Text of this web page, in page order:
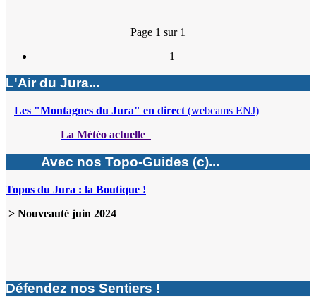
Page 1 sur 1
1
L'Air du Jura...
Les "Montagnes du Jura" en direct (webcams ENJ)
La Météo actuelle
Avec nos Topo-Guides (c)...
Topos du Jura : la Boutique !
> Nouveauté juin 2024
Défendez nos Sentiers !